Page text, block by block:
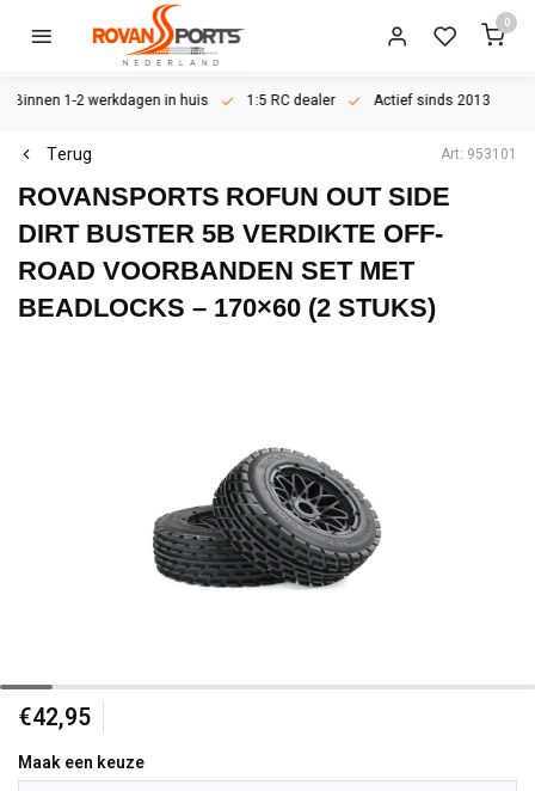
0
Binnen 1-2 werkdagen in huis 1:5 RC dealer Actief sinds 2013
Terug Art: 953101
ROVANSPORTS ROFUN OUT SIDE
DIRT BUSTER 5B VERDIKTE OFF-
ROAD VOORBANDEN SET MET
BEADLOCKS – 170×60 (2 STUKS)
€42,95
Maak een keuze